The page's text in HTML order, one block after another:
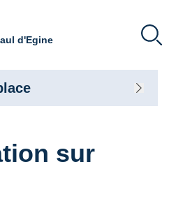
d'Egine
sur